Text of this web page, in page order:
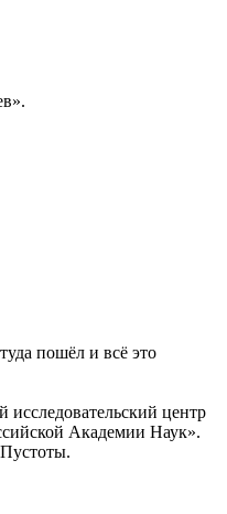
пошёл и всё это
исследовательский центр
Академии Наук».